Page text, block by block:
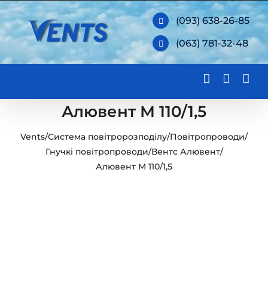
Skip
to
content
(093) 638-26-85
(063) 781-32-48
Алювент М 110/1,5
Vents/Система повітророзподілу/Повітропроводи/
Гнучкі повітропроводи/Вентс Алювент/
Алювент М 110/1,5